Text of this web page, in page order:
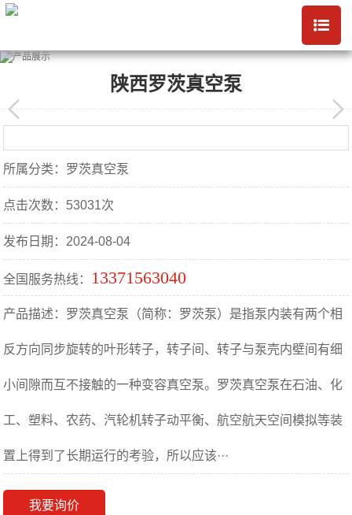
陕西罗茨真空泵
所属分类：罗茨真空泵
点击次数：53031次
发布日期：2024-08-04
全国服务热线： 13371563040
产品描述：罗茨真空泵（简称：罗茨泵）是指泵内装有两个相
反方向同步旋转的叶形转子，转子间、转子与泵壳内壁间有细
小间隙而互不接触的一种变容真空泵。罗茨真空泵在石油、化
工、塑料、农药、汽轮机转子动平衡、航空航天空间模拟等装
置上得到了长期运行的考验，所以应该···
我要询价